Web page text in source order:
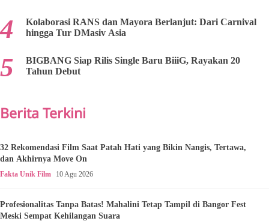
Kolaborasi RANS dan Mayora Berlanjut: Dari Carnival
hingga Tur DMasiv Asia
BIGBANG Siap Rilis Single Baru BiiiG, Rayakan 20
Tahun Debut
Berita Terkini
32 Rekomendasi Film Saat Patah Hati yang Bikin Nangis, Tertawa,
dan Akhirnya Move On
Fakta Unik Film 10 Agu 2026
Profesionalitas Tanpa Batas! Mahalini Tetap Tampil di Bangor Fest
Meski Sempat Kehilangan Suara